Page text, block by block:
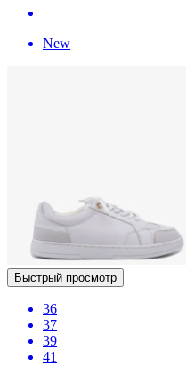
New
Быстрый просмотр
36
37
39
41